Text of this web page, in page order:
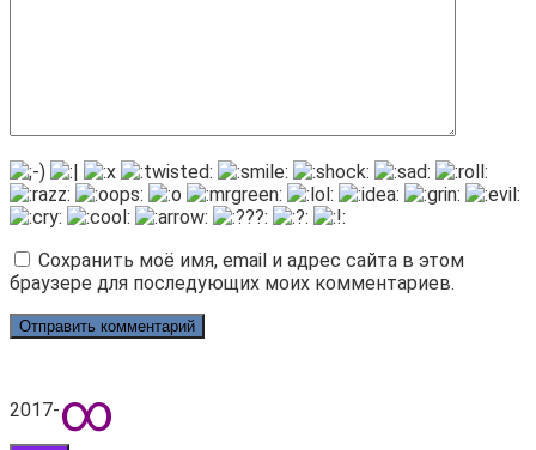
Сохранить моё имя, email и адрес сайта в этом
браузере для последующих моих комментариев.
2017-∞